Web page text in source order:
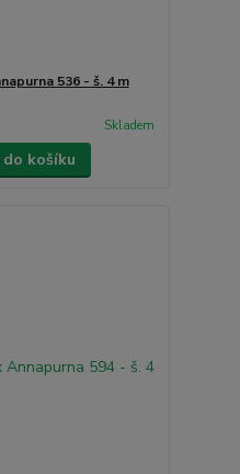
536 - š. 4 m
Skladem
košíku